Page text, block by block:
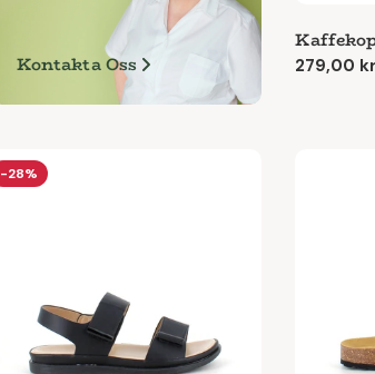
Kontakta Oss
Ordinarie
279,00 kr
-28%